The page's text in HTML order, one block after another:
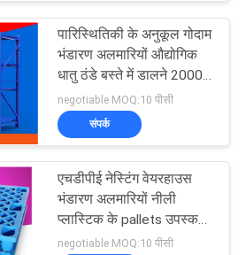
पारिस्थितिकी के अनुकूल गोदाम
भंडारण अलमारियों औद्योगिक
धातु ठंडे बस्ते में डालने 2000 *
600 * 2000 मिमी
negotiable MOQ:10 पीसी
संपर्क
एचडीपीई नेस्टिंग वेयरहाउस
भंडारण अलमारियों नीली
प्लास्टिक के pallets उपस्कर
मानक
negotiable MOQ:10 पीसी